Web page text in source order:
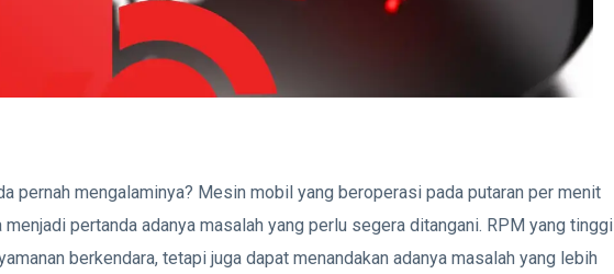
pernah mengalaminya? Mesin mobil yang beroperasi pada putaran per menit
pertanda adanya masalah yang perlu segera ditangani. RPM yang tinggi
berkendara, tetapi juga dapat menandakan adanya masalah yang lebih